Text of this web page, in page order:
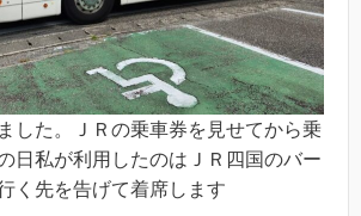
した。ＪＲの乗車券を見せてから乗
日私が利用したのはＪＲ四国のバー
く先を告げて着席します